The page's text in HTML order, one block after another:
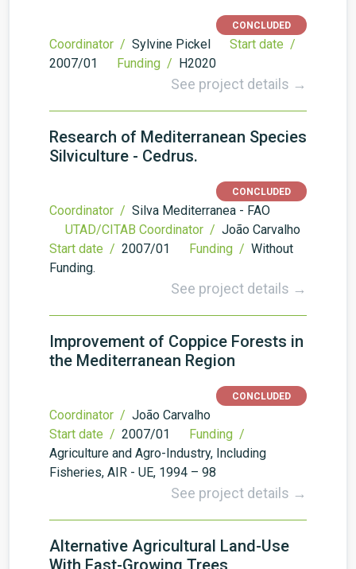
CONCLUDED
Coordinator / Sylvine Pickel
Start date /
2007/01
Funding / H2020
See project details →
Research of Mediterranean Species
Silviculture - Cedrus.
CONCLUDED
Coordinator / Silva Mediterranea - FAO
UTAD/CITAB Coordinator / João Carvalho
Start date / 2007/01 Funding / Without
Funding.
See project details →
Improvement of Coppice Forests in
the Mediterranean Region
CONCLUDED
Coordinator / João Carvalho
Start date / 2007/01
Funding /
Agriculture and Agro-Industry, Including
Fisheries, AIR - UE, 1994 – 98
See project details →
Alternative Agricultural Land-Use
With Fast-Growing Trees